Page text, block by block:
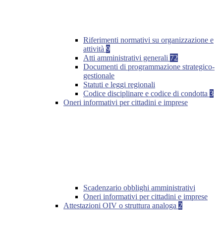
Riferimenti normativi su organizzazione e
attività 9
Atti amministrativi generali 72
Documenti di programmazione strategico-
gestionale
Statuti e leggi regionali
Codice disciplinare e codice di condotta 3
Oneri informativi per cittadini e imprese
Scadenzario obblighi amministrativi
Oneri informativi per cittadini e imprese
Attestazioni OIV o struttura analoga 2